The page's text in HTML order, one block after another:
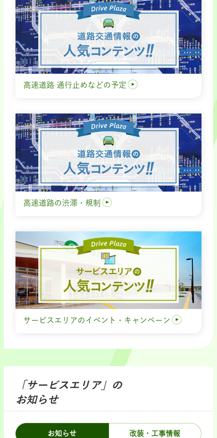
高速道路 通行止めなどの予定
高速道路の渋滞・規制
サービスエリアのイベント・キャンペーン
「サービスエリア」の
お知らせ
お知らせ 改装・工事情報